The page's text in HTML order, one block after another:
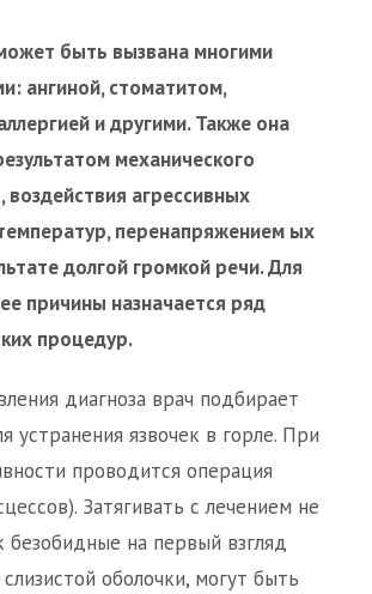
быть вызвана многими
ангиной, стоматитом,
и другими. Также она
механического
агрессивных
перенапряжением ых
долгой громкой речи. Для
причины назначается ряд
процедур.
диагноза врач подбирает
устранения язвочек в горле. При
проводится операция
Затягивать с лечением не
безобидные на первый взгляд
оболочки, могут быть